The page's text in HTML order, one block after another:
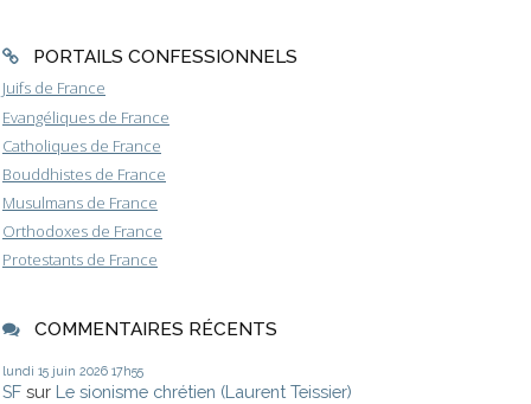
PORTAILS CONFESSIONNELS
Juifs de France
Evangéliques de France
Catholiques de France
Bouddhistes de France
Musulmans de France
Orthodoxes de France
Protestants de France
COMMENTAIRES RÉCENTS
lundi 15 juin 2026 17h55
SF sur Le sionisme chrétien (Laurent Teissier)